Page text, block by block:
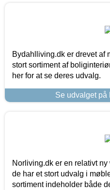
Bydahlliving.dk er drevet af
stort sortiment af
her for at se deres udvalg.
Se udvalget
Norliving.dk er en relativt
de har et stort udvalg i
sortiment indeholder både